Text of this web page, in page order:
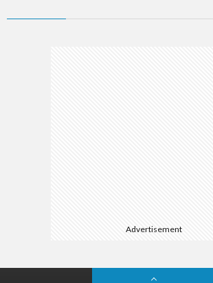
Advertisement